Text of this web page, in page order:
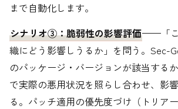
まで自動化します。
シナリオ③：脆弱性の影響評価——「こ
織にどう影響しうるか」を問う。Sec-
のパッケージ・バージョンが該当する
で実際の悪用状況を照らし合わせ、影
る。パッチ適用の優先度づけ（トリア